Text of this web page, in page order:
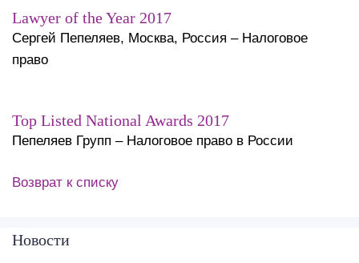
Lawyer of theYear 2017
Сергей Пепеляев, Москва, Россия – Налоговое
право
Top Listed National Awards 2017
Пепеляев Групп – Налоговое право в России
Возврат к списку
Новости